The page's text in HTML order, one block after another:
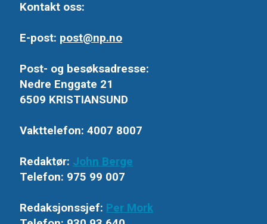
Kontakt oss:
E-post: post@np.no
Post- og besøksadresse:
Nedre Enggate 21
6509 KRISTIANSUND
Vakttelefon: 4007 8007
Redaktør: John Berge
Telefon: 975 99 007
Redaksjonssjef: Per Mork